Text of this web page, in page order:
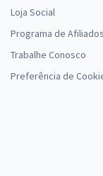
Loja Social
Programa de Afiliados
Trabalhe Conosco
Preferência de